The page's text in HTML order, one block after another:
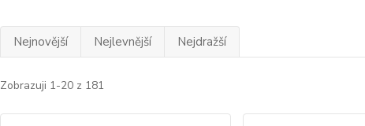
Nejnovější Nejlevnější Nejdražší
Zobrazuji 1-20 z 181